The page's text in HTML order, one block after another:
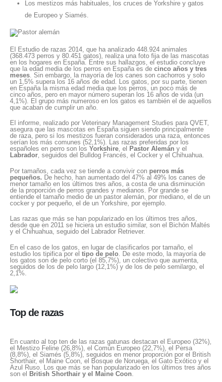
Los mestizos más habituales, los cruces de Yorkshire y gatos
de Europeo y Siamés.
El Estudio de razas 2014, que ha analizado 448.924 animales
(368.473 perros y 80.451 gatos), realiza una foto fija de las mascotas
en los hogares en España. Entre sus hallazgos, el estudio concluye
que la edad media de los perros en España es de cinco años y tres
meses . Sin embargo, la mayoría de los canes son cachorros y solo
un 1,5% supera los 16 años de edad. Los gatos, por su parte, tienen
en España la misma edad media que los perros, un poco más de
cinco años, pero en mayor número superan los 16 años de vida (un
4,1%). El grupo más numeroso en los gatos es también el de aquellos
que acaban de cumplir un año.
El informe, realizado por Veterinary Management Studies para QVET,
asegura que las mascotas en España siguen siendo principalmente
de raza, pero si los mestizos fueran considerados una raza, entonces
serían los más comunes (52,1%). Las razas preferidas por los
españoles en perro son los Yorkshire, el Pastor Alemán y el
Labrador, seguidos del Bulldog Francés, el Cocker y el Chihuahua.
Por tamaños, cada vez se tiende a convivir con perros más
pequeños. De hecho, han aumentado del 47% al 49% los canes de
menor tamaño en los últimos tres años, a costa de una disminución
de la proporción de perros grandes y medianos. Por grande se
entiende el tamaño medio de un pastor alemán, por mediano, el de un
cocker y por pequeño, el de un Yorkshire, por ejemplo.
Las razas que más se han popularizado en los últimos tres años,
desde que en 2011 se hiciera un estudio similar, son el Bichón Maltés
y el Chihuahua, seguido del Labrador Retriever.
En el caso de los gatos, en lugar de clasificarlos por tamaño, el
estudio los tipifica por el tipo de pelo . De este modo, la mayoría de
los gatos son de pelo corto (el 85,7%), un colectivo que aumenta,
seguidos de los de pelo largo (12,1%) y de los de pelo semilargo, el
2,1%.
Top de razas
En cuanto al top ten de las razas gatunas destacan el Europeo (32%),
el Mestizo Feline (26,8%), el Común Europeo (22,7%), el Persa
(8,8%), el Siamés (5,8%), seguidos en menor proporción por el British
Shorthair, el Maine Coon, el Bosque de Noruega, el Gato Exótico y el
Azul Ruso. Los que más se han popularizado en los últimos tres años
son el British Shorthair y el Maine Coon